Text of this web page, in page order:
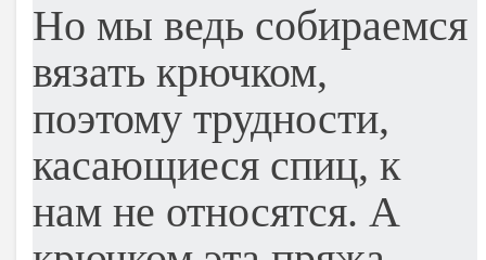
Но мы ведь собираемся
вязать крючком,
поэтому трудности,
касающиеся спиц, к
нам не относятся. А